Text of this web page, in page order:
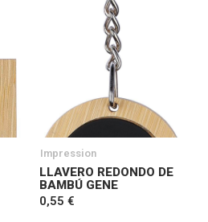
Impression
LLAVERO REDONDO DE
BAMBÚ GENE
0,55 €